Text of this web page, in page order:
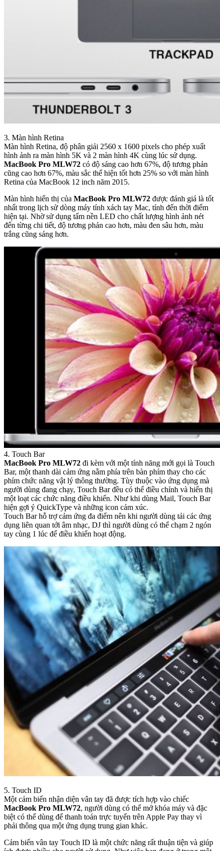
3. Màn hình Retina
Màn hình Retina, độ phân giải 2560 x 1600 pixels cho phép xuất
hình ảnh ra màn hình 5K và 2 màn hình 4K cùng lúc sử dụng.
MacBook Pro MLW72 có độ sáng cao hơn 67%, độ tương phản
cũng cao hơn 67%, màu sắc thể hiện tốt hơn 25% so với màn hình
Retina của MacBook 12 inch năm 2015.
Màn hình hiển thị của MacBook Pro MLW72 được đánh giá là tốt
nhất trong lịch sử dòng máy tính xách tay Mac, tính đến thời điểm
hiện tại. Nhờ sử dụng tấm nền LED cho chất lượng hình ảnh nét
đến từng chi tiết, độ tương phản cao hơn, màu đen sâu hơn, màu
trắng cũng sáng hơn.
4. Touch Bar
MacBook Pro MLW72 đi kèm với một tính năng mới gọi là Touch
Bar, một thanh dài cảm ứng nằm phía trên bàn phím thay cho các
phím chức năng vật lý thông thường. Tùy thuộc vào ứng dụng mà
người dùng đang chạy, Touch Bar đều có thể điều chỉnh và hiển thị
một loạt các chức năng điều khiển. Như khi dùng Mail, Touch Bar
hiện gợi ý QuickType và những icon cảm xúc.
Touch Bar hỗ trợ cảm ứng đa điểm nên khi người dùng tải các ứng
dụng liên quan tới âm nhạc, DJ thì người dùng có thể chạm 2 ngón
tay cùng 1 lúc để điều khiển hoạt động.
5. Touch ID
Một cảm biến nhận diện vân tay đã được tích hợp vào chiếc
MacBook Pro MLW72, người dùng có thể mở khóa máy và đặc
biệt có thể dùng để thanh toán trực tuyến trên Apple Pay thay vì
phải thông qua một ứng dụng trung gian khác.
Cảm biến vân tay Touch ID là một chức năng rất thuận tiện và giúp